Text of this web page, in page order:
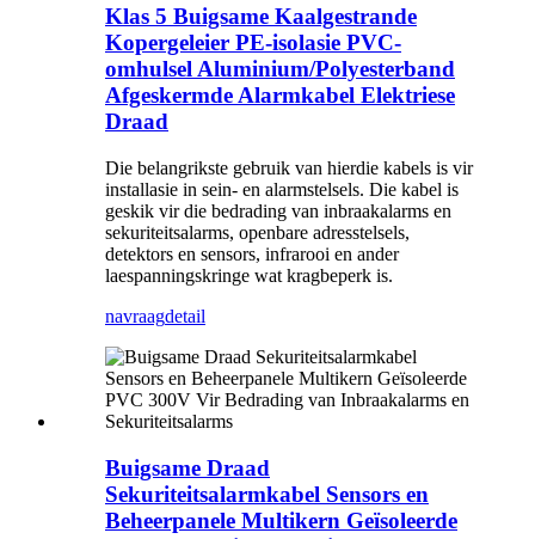
Klas 5 Buigsame Kaalgestrande
Kopergeleier PE-isolasie PVC-
omhulsel Aluminium/Polyesterband
Afgeskermde Alarmkabel Elektriese
Draad
Die belangrikste gebruik van hierdie kabels is vir
installasie in sein- en alarmstelsels. Die kabel is
geskik vir die bedrading van inbraakalarms en
sekuriteitsalarms, openbare adresstelsels,
detektors en sensors, infrarooi en ander
laespanningskringe wat kragbeperk is.
navraagdetail
Buigsame Draad
Sekuriteitsalarmkabel Sensors en
Beheerpanele Multikern Geïsoleerde